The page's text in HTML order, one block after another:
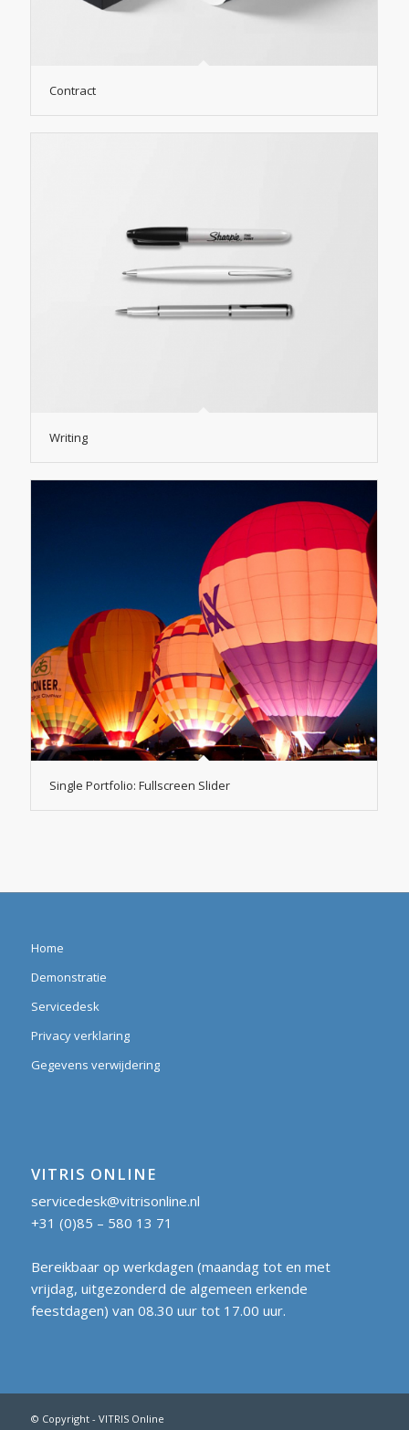
Contract
Writing
Single Portfolio: Fullscreen Slider
Home
Demonstratie
Servicedesk
Privacy verklaring
Gegevens verwijdering
VITRIS ONLINE
servicedesk@vitrisonline.nl
+31 (0)85 – 580 13 71
Bereikbaar op werkdagen (maandag tot en met
vrijdag, uitgezonderd de algemeen erkende
feestdagen) van 08.30 uur tot 17.00 uur.
© Copyright - VITRIS Online